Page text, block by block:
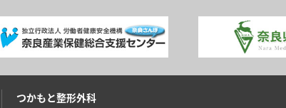
つかもと整形外科